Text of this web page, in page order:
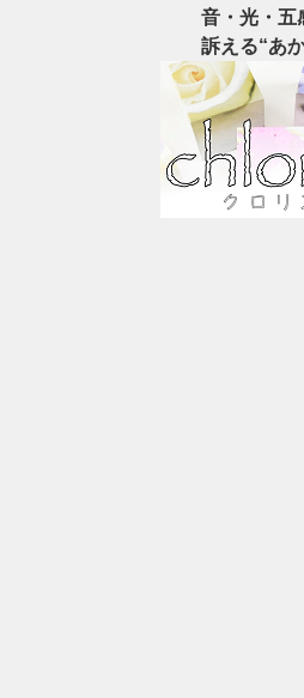
音・光・五
訴える“あ